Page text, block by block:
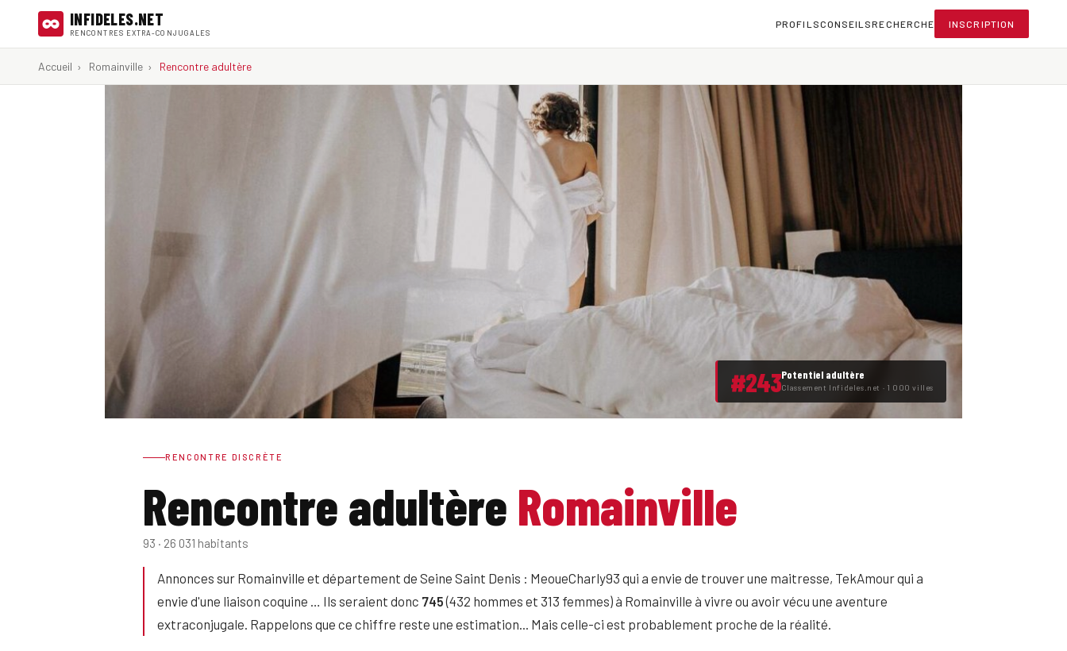
INFIDELES.NET
RENCONTRES EXTRA-CONJUGALES
PROFILSCONSEILSRECHERCHE INSCRIPTION
Accueil › Romainville › Rencontre adultère
#243Potentiel adultère
Classement Infideles.net · 1 000 villes
RENCONTRE DISCRÈTE
Rencontre adultère Romainville
93 · 26 031 habitants
Annonces sur Romainville et département de Seine Saint Denis : MeoueCharly93 qui a envie de trouver une maitresse, TekAmour qui a
envie d'une liaison coquine … Ils seraient donc 745(432 hommes et 313 femmes) à Romainville à vivre ou avoir vécu une aventure
extraconjugale. Rappelons que ce chiffre reste une estimation... Mais celle-ci est probablement proche de la réalité.